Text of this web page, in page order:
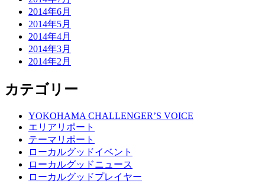
2014年6月
2014年5月
2014年4月
2014年3月
2014年2月
カテゴリー
YOKOHAMA CHALLENGER’S VOICE
エリアリポート
テーマリポート
ローカルグッドイベント
ローカルグッドニュース
ローカルグッドプレイヤー